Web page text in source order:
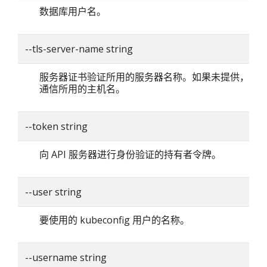
数据库用户名。
--tls-server-name string
服务器证书验证所用的服务器名称。如果未提供，则
通信所用的主机名。
--token string
向 API 服务器进行身份验证的持有者令牌。
--user string
要使用的 kubeconfig 用户的名称。
--username string